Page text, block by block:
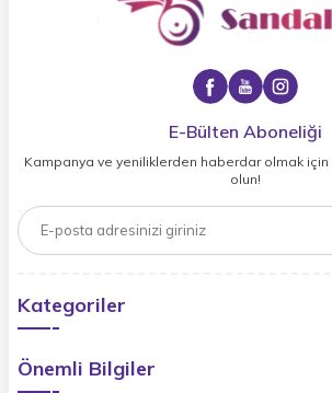
E-Bülten Aboneliği
Kampanya ve yeniliklerden haberdar olmak
olun!
Kategoriler
Önemli Bilgiler